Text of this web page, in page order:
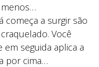
menos…
começa a surgir são
Você
seguida aplica a
por cima…